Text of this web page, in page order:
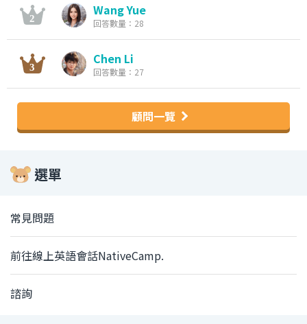
Wang Yue
回答數量：28
Chen Li
回答數量：27
顧問一覽
選單
常見問題
前往線上英語會話NativeCamp.
諮詢